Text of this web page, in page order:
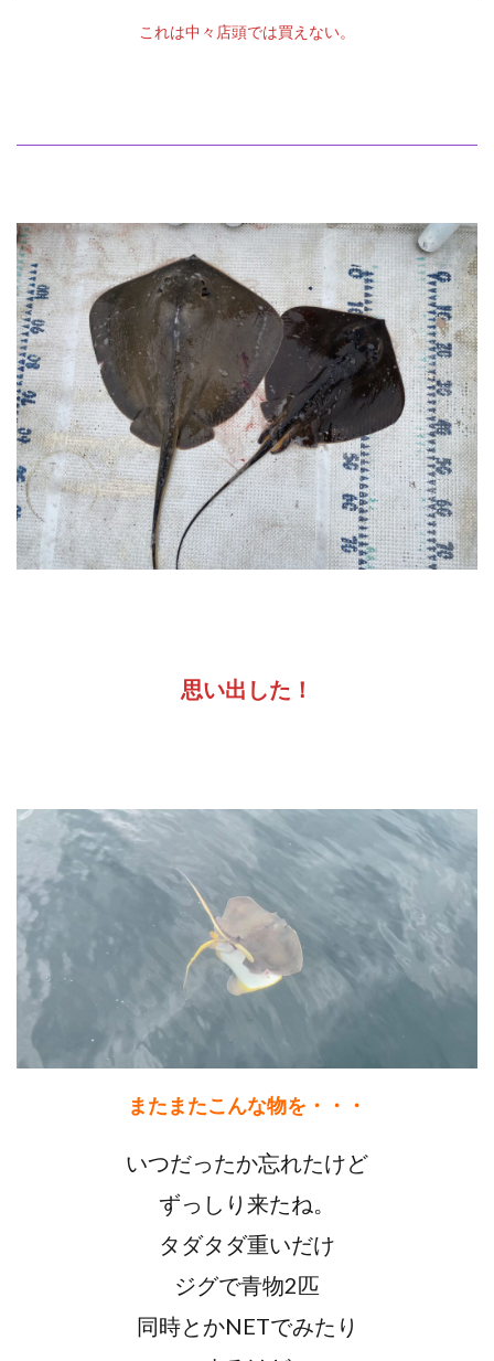
これは中々店頭では買えない。
思い出した！
またまたこんな物を・・・
いつだったか忘れたけど
ずっしり来たね。
タダタダ重いだけ
ジグで青物2匹
同時とかNETでみたり